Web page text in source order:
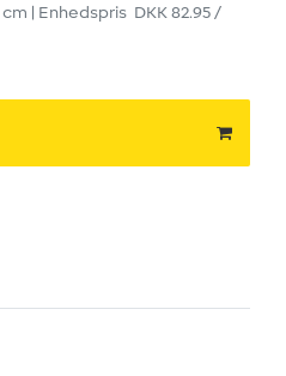
cm | Enhedspris DKK 82.95 /